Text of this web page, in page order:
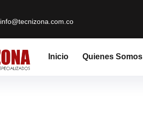
info@tecnizona.com.co
Inicio Quienes Somos